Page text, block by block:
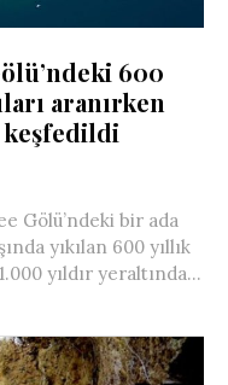
600
aranırken
keşfedildi
Gölü’ndeki bir ada
yıkılan 600 yıllık
yıldır yeraltında...